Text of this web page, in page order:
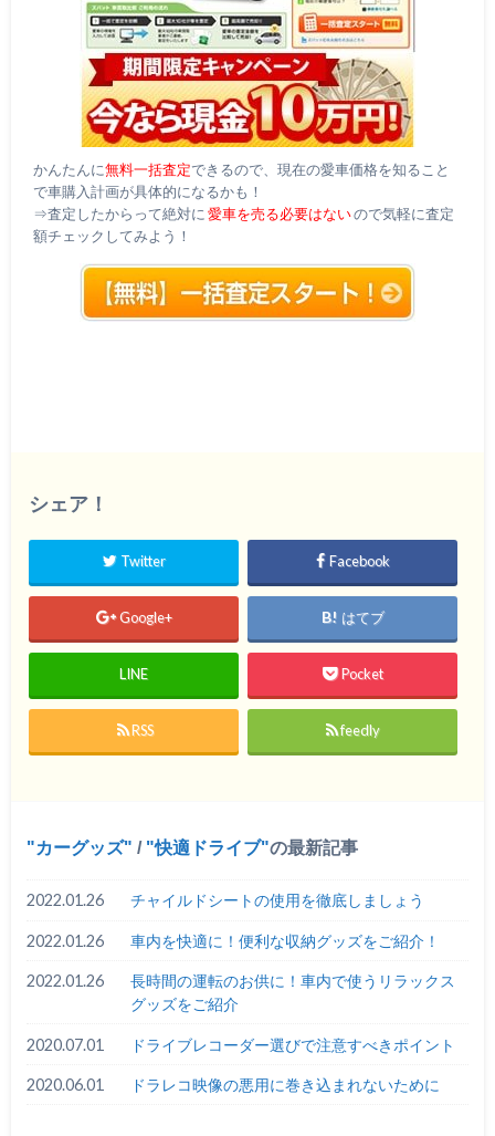
かんたんに無料一括査定できるので、現在の愛車価格を知ること
で車購入計画が具体的になるかも！
⇒査定したからって絶対に愛車を売る必要はないので気軽に査定
額チェックしてみよう！
シェア！
Twitter Facebook
Google+ はてブ
LINE Pocket
RSS feedly
カーグッズ / 快適ドライブ の最新記事
2022.01.26 チャイルドシートの使用を徹底しましょう
2022.01.26 車内を快適に！便利な収納グッズをご紹介！
2022.01.26
長時間の運転のお供に！車内で使うリラックス
グッズをご紹介
2020.07.01 ドライブレコーダー選びで注意すべきポイント
2020.06.01 ドラレコ映像の悪用に巻き込まれないために